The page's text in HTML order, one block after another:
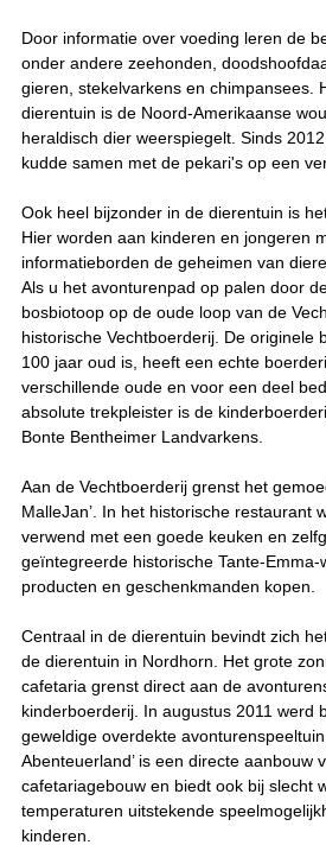
Door informatie over voeding leren de
onder andere zeehonden,
gieren, stekelvarkens en chimpansees.
dierentuin is de Noord-Amerikaanse
heraldisch dier weerspiegelt. Sinds
kudde samen met de pekari's op een
Ook heel bijzonder in de dierentuin is
Hier worden aan kinderen en jongeren
informatieborden de geheimen van
Als u het avonturenpad op palen door
bosbiotoop op de oude loop van de
historische Vechtboerderij. De originele
100 jaar oud is, heeft een echte
verschillende oude en voor een deel
absolute trekpleister is de
Bonte Bentheimer Landvarkens.
Aan de Vechtboerderij grenst het
MalleJan’. In het historische restaurant
verwend met een goede keuken en
geïntegreerde historische Tante-
producten en geschenkmanden kopen.
Centraal in de dierentuin bevindt zich
de dierentuin in Nordhorn. Het grote
cafetaria grenst direct aan de
kinderboerderij. In augustus 2011 werd
geweldige overdekte
Abenteuerland’ is een directe aanbouw
cafetariagebouw en biedt ook bij slecht
temperaturen uitstekende
kinderen.